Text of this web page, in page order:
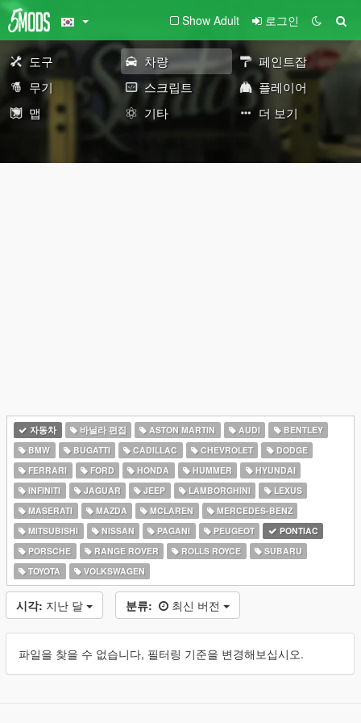
Show Adult 로그인
도구 차량
페인트잡
무기
스크립트
플레이어
맵
기타 더 보기
자동차 바닐라 편집 ASTON MARTIN AUDI
BENTLEY
BMW
BUGATTI CADILLAC CHEVROLET
DODGE
FERRARI
FORD HONDA HUMMER
HYUNDAI
INFINITI
JAGUAR JEEP LAMBORGHINI
LEXUS
MASERATI
MAZDA MCLAREN
MERCEDES-BENZ
MITSUBISHI
NISSAN PAGANI PEUGEOT
PONTIAC
PORSCHE
RANGE ROVER ROLLS ROYCE
SUBARU
TOYOTA
VOLKSWAGEN
시각: 지난 달 분류: 최신 버전
파일을 찾을 수 없습니다, 필터링 기준을 변경해보십시오.